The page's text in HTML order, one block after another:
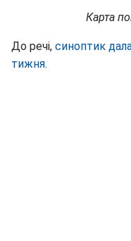
Карта
До речі, синоптик
тижня.